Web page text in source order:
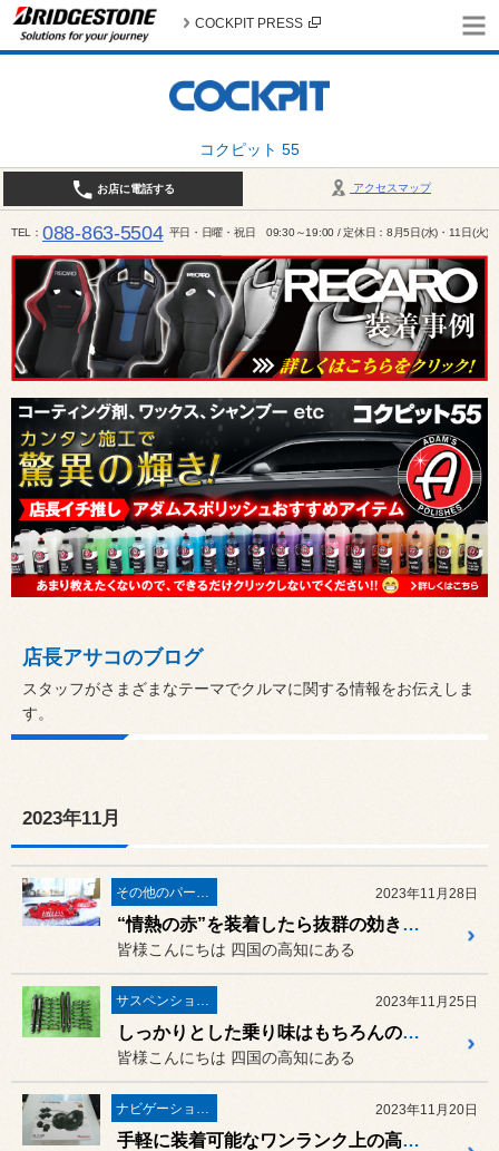
コクピット 55
COCKPIT PRESS
アクセスマップ
お店に電話する
TEL 088-863-5504 平日・日曜・祝日 09:30～19:00 / 定休日：8月5日(水)・11日(火)
店長アサコのブログ
スタッフがさまざまなテーマでクルマに関する情報をお伝えしま
す。
2023年11月
2023年11月28日
“情熱の赤”を装着したら抜群の効きとカッコ良い見た目が両方ゲット出来ました！ホンダ N-ONE（JG3）に「ENDLESS Super micro6ライトキャリパー」の取り付け！
皆様こんにちは 四国の高知にある
2023年11月25日
しっかりとした乗り味はもちろんのこと、さりげないブラックのダンパー色も人気の理由なんですよ！ズズキ ジムニーシエラ（JB74W）に「APIO 7420SAサスペンションキット」の取り付け！
皆様こんにちは 四国の高知にある
2023年11月20日
手軽に装着可能なワンランク上の高音質スピーカー！ホンダ N-BOX（JF3）に「カロッツェリア TS-V173」の取り付け！